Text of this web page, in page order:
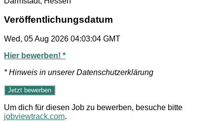
Veröffentlichungsdatum
Wed, 05 Aug 2026 04:03:04 GMT
Hier bewerben! *
* Hinweis in unserer Datenschutzerklärung
Um dich für diesen Job zu bewerben, besuche bitte
jobviewtrack.com.